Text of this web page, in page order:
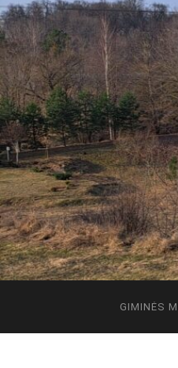
GIMINĖS